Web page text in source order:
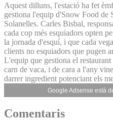
Aquest dilluns, l'estació ha fet
gestiona l'equip d'Snow Food de
Solanelles. Carles Bisbal,
cada cop més esquiadors opten
la jornada d'esquí, i que cada
clients no esquiadors que pugen
L'equip que gestiona el
carn de vaca, i de cara a l'any
darrer ingredient potenciant els
Google Adsense està
Comentaris